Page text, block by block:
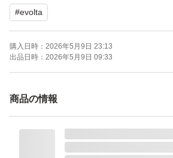
#evolta
購入日時： 2026年5月9日 23:13
出品日時： 2026年5月9日 09:33
商品の情報